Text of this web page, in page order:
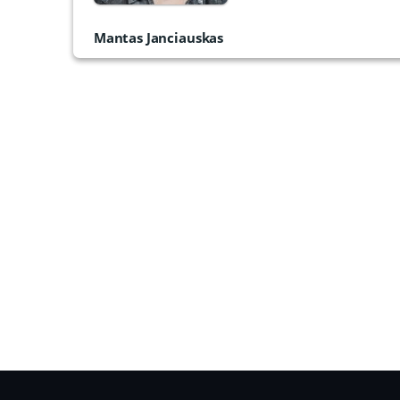
Mantas Janciauskas